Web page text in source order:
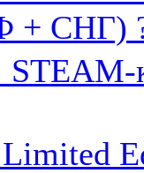
+ СНГ)
Limited